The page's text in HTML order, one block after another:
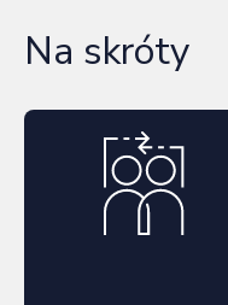
Na skróty